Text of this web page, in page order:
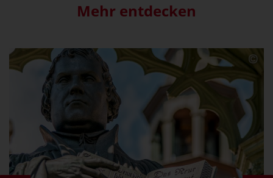
Mehr entdecken